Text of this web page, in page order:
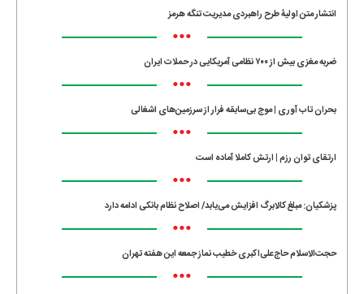
انتشار متن اولیۀ طرح راهبردی مدیریت تنگه هرمز
•••
ضربه مغزی بیش از ۷۰۰ نظامی آمریکایی در حملات ایران
•••
بحران تاب آوری | موج بی‌سابقه فرار از سرزمین‌های اشغالی
•••
ارتقای توان رزم | ارتش کاملا آماده است
•••
پزشکیان: مبلغ کالابرگ افزایش می‌یابد/ اصلاح نظام بانکی ادامه دارد
•••
حجت‌الاسلام حاج‌علی‌اکبری خطیب نماز جمعه این هفته تهران
•••